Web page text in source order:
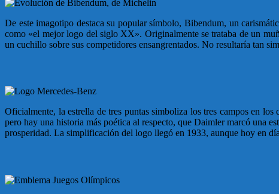
De este imagotipo destaca su popular símbolo, Bibendum, un
como «el mejor logo del siglo XX». Originalmente se trataba de un
un cuchillo sobre sus competidores ensangrentados. No resultaría tan
Oficialmente, la estrella de tres puntas simboliza los tres campos en
pero hay una historia más poética al respecto, que Daimler marcó una
prosperidad. La simplificación del logo llegó en 1933, aunque hoy en